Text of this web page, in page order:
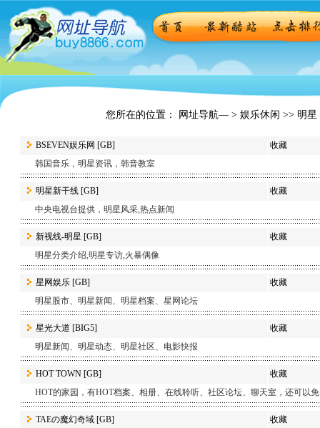
您所在的位置： 网址导航— > 娱乐休闲 >> 明星
BSEVEN娱乐网 [GB]
收藏
韩国音乐，明星资讯，韩音教室
明星新干线 [GB]
收藏
中央电视台提供，明星风采,热点新闻
新视线-明星 [GB]
收藏
明星分类介绍,明星专访,火暴偶像
星网娱乐 [GB]
收藏
明星股市、明星新闻、明星档案、星网论坛
星光大道 [BIG5]
收藏
明星新闻、明星动态、明星社区、电影快报
HOT TOWN [GB]
收藏
HOT的家园，有HOT档案、相册、在线聆听、社区论坛、聊天室，还可以
TAEの魔幻奇域 [GB]
收藏